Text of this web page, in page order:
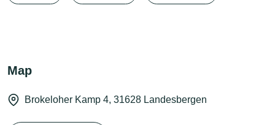
Map
Brokeloher Kamp 4, 31628 Landesbergen